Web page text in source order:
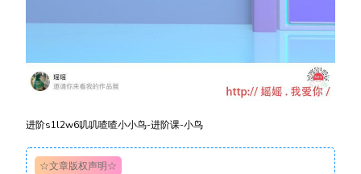
进阶s1l2w6叽叽喳喳小小鸟-进阶课-小鸟
☆文章版权声明☆